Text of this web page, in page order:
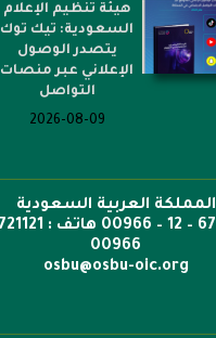
هيئة تنظيم الإعلام
السعودية: تيك توك
يتصدر الوصول
الإعلاني عبر منصات
التواصل
2026-08-09
المملكة العربية السعودية
00966
osbu@osbu-oic.org